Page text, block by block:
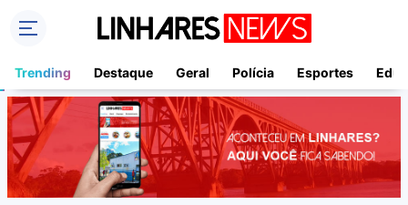
Trending Destaque Geral Polícia Esportes